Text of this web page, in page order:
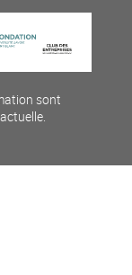
sont